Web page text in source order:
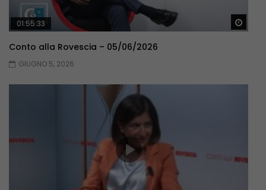
01:55:33
Conto alla Rovescia – 05/06/2026
GIUGNO 5, 2026